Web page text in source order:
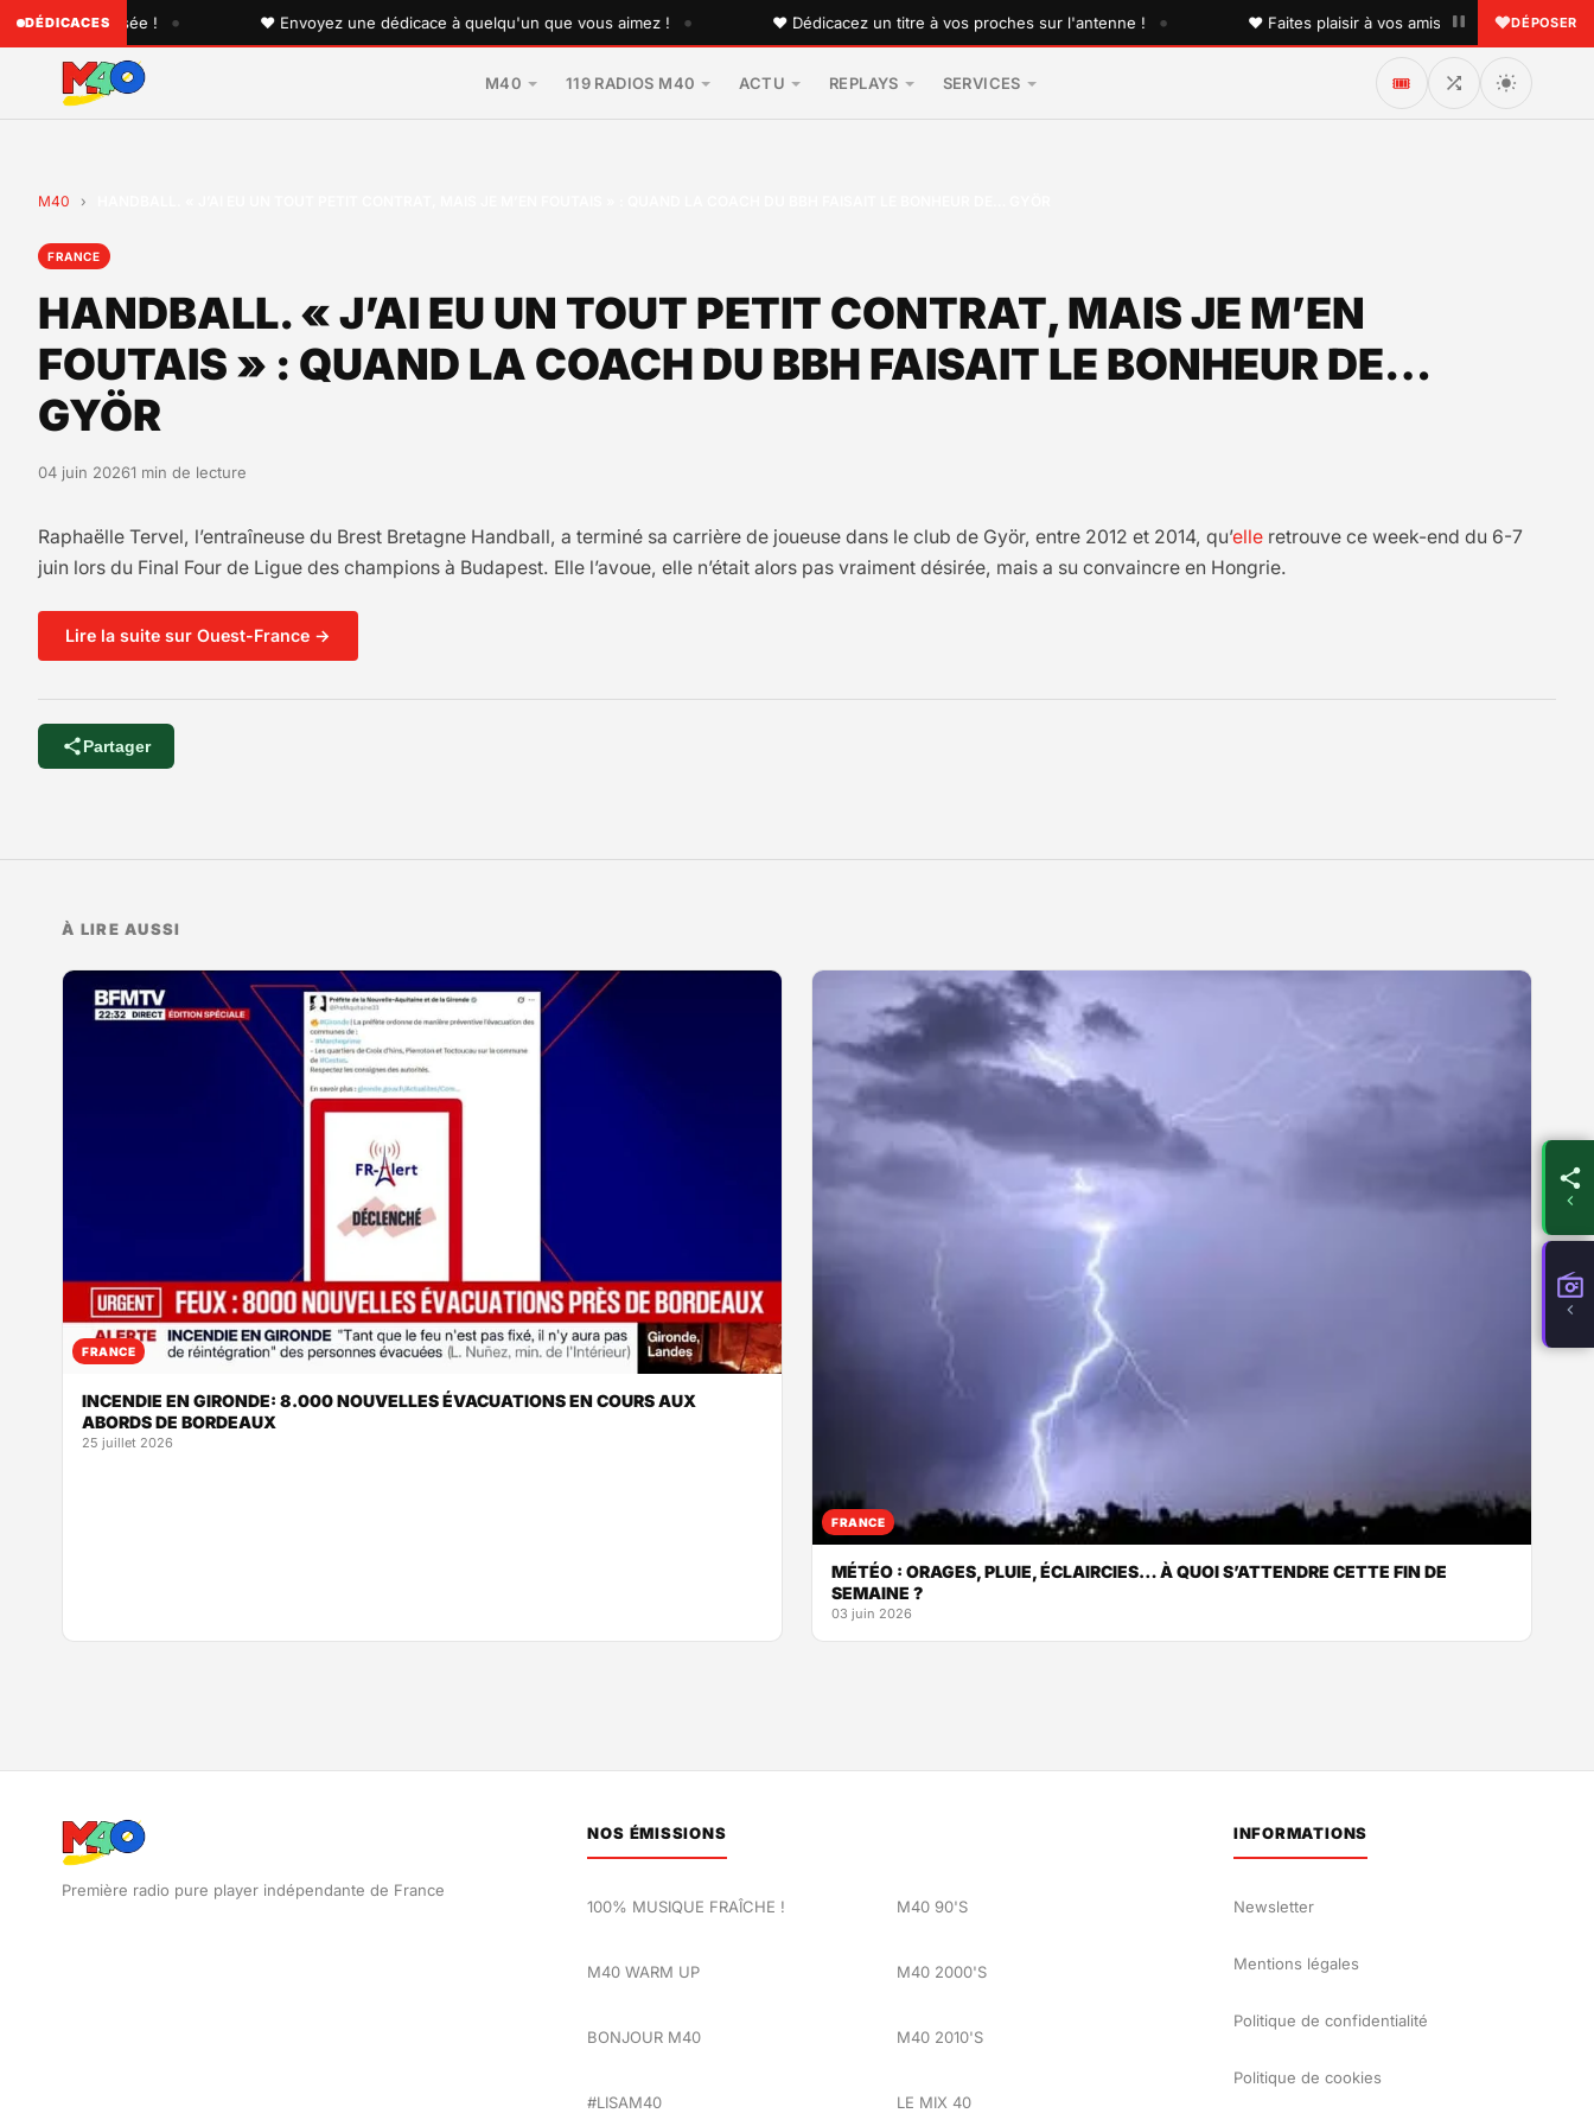
DÉDICACES! • ♥ Envoyez une dédicace à quelqu'un que vous aimez ! • ♥ Dédicacez un titre à vos proches sur l'antenne ! • ♥ Faites plaisir à vos amis avec une dédicace
DÉPOSER
M40 119 RADIOS M40 ACTU REPLAYS SERVICES 🎟️
M40 ›
FRANCE
HANDBALL. « J’AI EU UN TOUT PETIT CONTRAT, MAIS JE M’EN
FOUTAIS » : QUAND LA COACH DU BBH FAISAIT LE BONHEUR DE…
GYÖR
04 juin 20261 min de lecture
Raphaëlle Tervel, l’entraîneuse du Brest Bretagne Handball, a terminé sa carrière de joueuse dans le club de Györ, entre 2012 et 2014, qu’elle retrouve ce week-end du 6-7
juin lors du Final Four de Ligue des champions à Budapest. Elle l’avoue, elle n’était alors pas vraiment désirée, mais a su convaincre en Hongrie.
Lire la suite sur Ouest-France →
Partager
À LIRE AUSSI
FRANCE
INCENDIE EN GIRONDE: 8.000 NOUVELLES ÉVACUATIONS EN COURS AUX
ABORDS DE BORDEAUX
25 juillet 2026
FRANCE
MÉTÉO : ORAGES, PLUIE, ÉCLAIRCIES… À QUOI S’ATTENDRE CETTE FIN DE
SEMAINE ?
03 juin 2026
Première radio pure player indépendante de France
NOS ÉMISSIONS
100% MUSIQUE FRAÎCHE !
M40 WARM UP
BONJOUR M40
#LISAM40
M40 90'S
M40 2000'S
M40 2010'S
LE MIX 40
INFORMATIONS
Newsletter
Mentions légales
Politique de confidentialité
Politique de cookies